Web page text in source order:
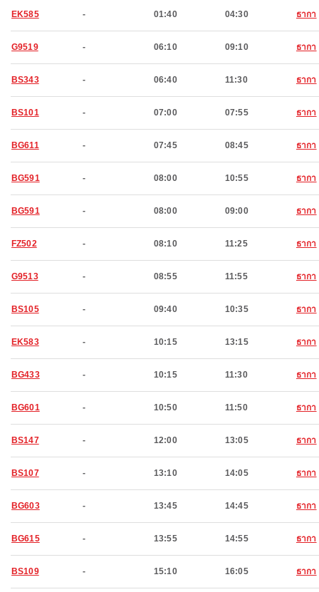
EK585 - 01:40 04:30 ธากา
G9519 - 06:10 09:10 ธากา
BS343 - 06:40 11:30 ธากา
BS101 - 07:00 07:55 ธากา
BG611 - 07:45 08:45 ธากา
BG591 - 08:00 10:55 ธากา
BG591 - 08:00 09:00 ธากา
FZ502 - 08:10 11:25 ธากา
G9513 - 08:55 11:55 ธากา
BS105 - 09:40 10:35 ธากา
EK583 - 10:15 13:15 ธากา
BG433 - 10:15 11:30 ธากา
BG601 - 10:50 11:50 ธากา
BS147 - 12:00 13:05 ธากา
BS107 - 13:10 14:05 ธากา
BG603 - 13:45 14:45 ธากา
BG615 - 13:55 14:55 ธากา
BS109 - 15:10 16:05 ธากา